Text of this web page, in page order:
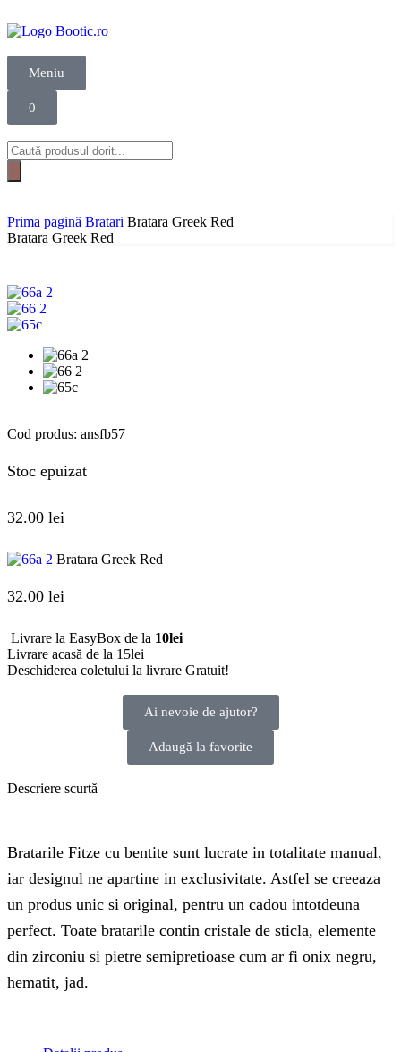
Meniu
0
Prima pagină Bratari Bratara Greek Red
Bratara Greek Red
Cod produs: ansfb57
Stoc epuizat
32.00 lei
Bratara Greek Red
32.00 lei
Livrare la EasyBox de la 10lei
Livrare acasă de la 15lei
Deschiderea coletului la livrare Gratuit!
Ai nevoie de ajutor?
Adaugă la favorite
Descriere scurtă
Bratarile Fitze cu bentite sunt lucrate in totalitate manual,
iar designul ne apartine in exclusivitate. Astfel se creeaza
un produs unic si original, pentru un cadou intotdeuna
perfect. Toate bratarile contin cristale de sticla, elemente
din zirconiu si pietre semipretioase cum ar fi onix negru,
hematit, jad.